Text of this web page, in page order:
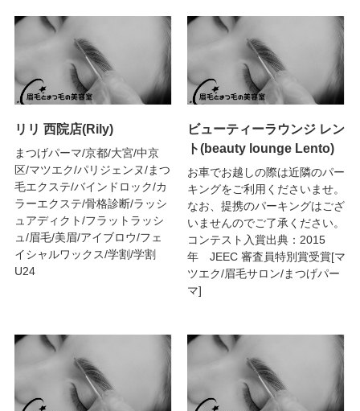
リリ 西院店(Rily)
まつげパーマ/京都/大宮/中京
区/マツエク/パリジェンヌ/まつ
毛エクステ/バインドロック/カ
ラーエクステ/骨格診断/ラッシ
ュアディクト/フラットラッシ
ュ/眉毛/美眉/アイブロウ/フェ
イシャルワックス/学割/学割
U24
ビューティーラウンジ レン
ト(beauty lounge Lento)
お車でお越しの際は近隣のパー
キングをご利用くださいませ。
なお、提携のパーキングはござ
いませんのでご了承ください。
コンテスト入賞出典：2015
年 JEEC 審査員特別賞受賞[マ
ツエク/眉毛サロン/まつげパー
マ]